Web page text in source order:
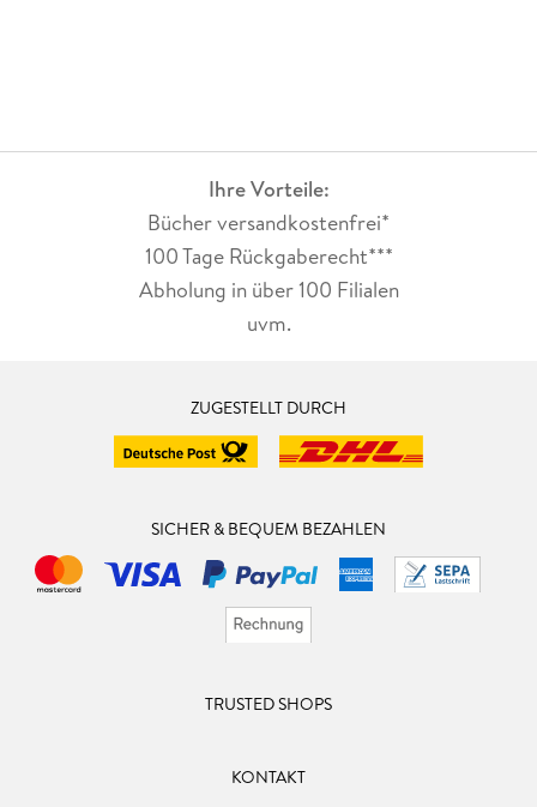
Ihre Vorteile:
Bücher versandkostenfrei*
100 Tage Rückgaberecht***
Abholung in über 100 Filialen
uvm.
ZUGESTELLT DURCH
SICHER & BEQUEM BEZAHLEN
TRUSTED SHOPS
KONTAKT